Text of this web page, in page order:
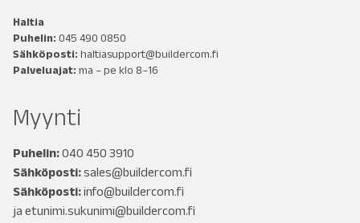
Haltia
Puhelin: 045 490 0850
Sähköposti: haltiasupport@buildercom.fi
Palveluajat: ma – pe klo 8–16
Myynti
Puhelin:040 450 3910
Sähköposti:sales@buildercom.fi
Sähköposti:info@buildercom.fi
ja etunimi.sukunimi@buildercom.fi